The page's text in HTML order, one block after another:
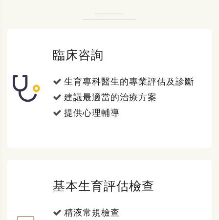
臨床咨詢
生育專科醫生的專業評估及診斷
建議最適當的治療方案
提供心理輔導
基本生育評估檢查
精液常規檢查